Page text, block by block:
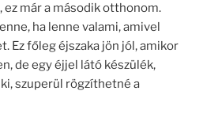
már a második otthonom.
ha lenne valami, amivel
Ez főleg éjszaka jön jól, amikor
de egy éjjel látó készülék,
szuperül rögzíthetné a